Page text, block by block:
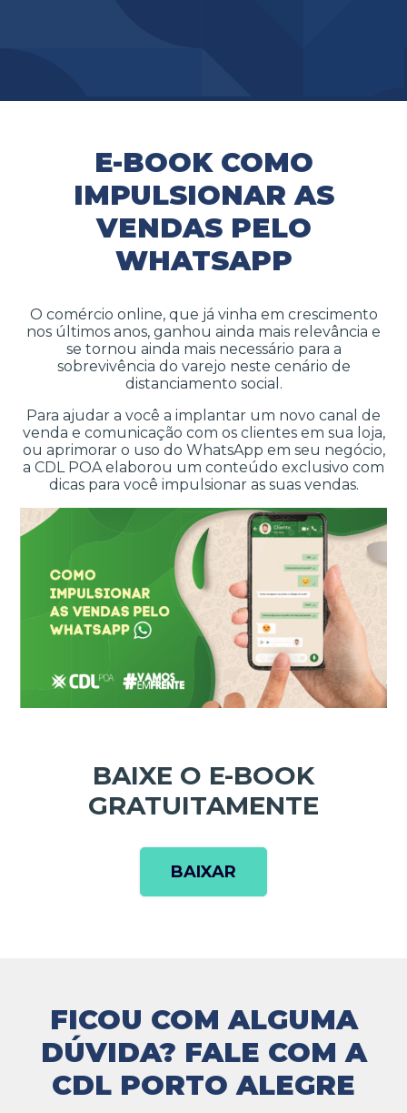
E-BOOK COMO
IMPULSIONAR AS
VENDAS PELO
WHATSAPP
O comércio online, que já vinha em crescimento
nos últimos anos, ganhou ainda mais relevância e
se tornou ainda mais necessário para a
sobrevivência do varejo neste cenário de
distanciamento social.
Para ajudar a você a implantar um novo canal de
venda e comunicação com os clientes em sua loja,
ou aprimorar o uso do WhatsApp em seu negócio,
a CDL POA elaborou um conteúdo exclusivo com
dicas para você impulsionar as suas vendas.
BAIXE O E-BOOK
GRATUITAMENTE
BAIXAR
FICOU COM ALGUMA
DÚVIDA? FALE COM A
CDL PORTO ALEGRE